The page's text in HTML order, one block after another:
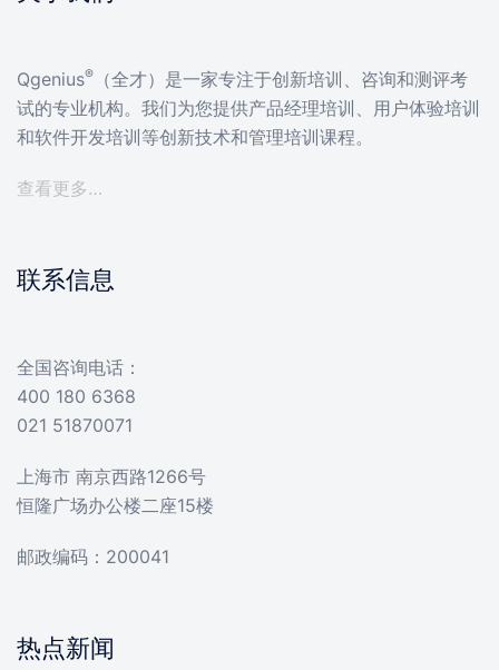
Qgenius®
（全才）是一家专注于创新培训、咨询和测评考
试的专业机构。我们为您提供产品经理培训、用户体验培训
和软件开发培训等创新技术和管理培训课程。
查看更多…
联系信息
全国咨询电话：
400 180 6368
021 51870071
上海市 南京西路1266号
恒隆广场办公楼二座15楼
邮政编码：200041
热点新闻